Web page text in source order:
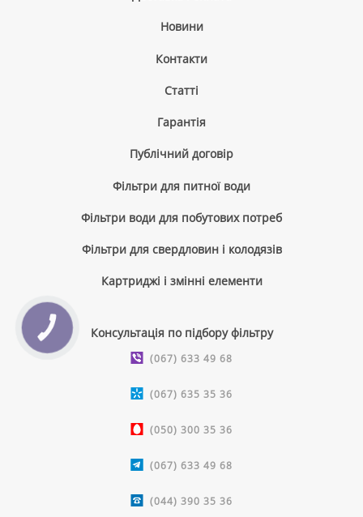
Новини
Контакти
Cтатті
Гарантія
Публічний договір
Фільтри для питної води
Фільтри води для побутових потреб
Фільтри для свердловин і колодязів
Картриджі і змінні елементи
Консультація по підбору фільтру
(067) 633 49 68
(067) 635 35 36
(050) 300 35 36
(067) 633 49 68
(044) 390 35 36
КНОПКА
ЗВ'ЯЗКУ